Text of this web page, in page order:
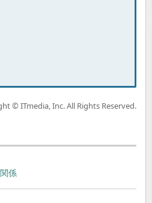
© ITmedia, Inc. All Rights Reserved.
係